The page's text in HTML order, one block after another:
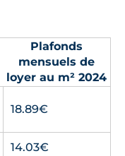
Plafonds
mensuels de
loyer au m² 2024
18.89€
14.03€